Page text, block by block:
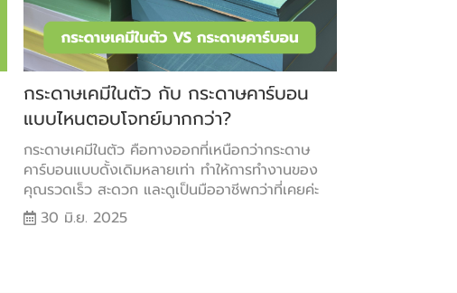
กระดาษเคมีในตัว กับ กระดาษคาร์บอน
แบบไหนตอบโจทย์มากกว่า?
กระดาษเคมีในตัว คือทางออกที่เหนือกว่ากระดาษ
คาร์บอนแบบดั้งเดิมหลายเท่า ทำให้การทำงานของ
คุณรวดเร็ว สะดวก และดูเป็นมืออาชีพกว่าที่เคยค่ะ
30 มิ.ย. 2025